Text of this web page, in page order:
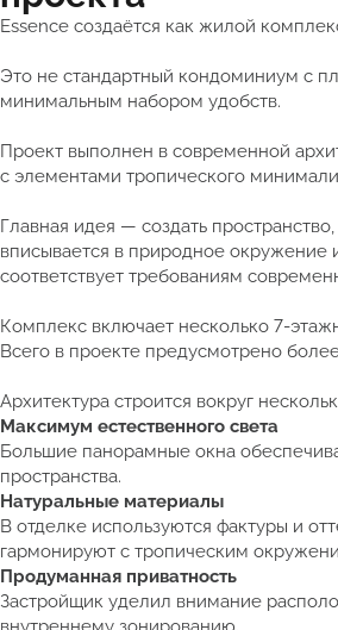
Essence создаётся как жилой
Это не стандартный кондоминиум с
минимальным набором удобств.
Проект выполнен в современной
с элементами тропического
Главная идея — создать
вписывается в природное окружение
соответствует требованиям
Комплекс включает несколько 7-
Всего в проекте предусмотрено
Архитектура строится вокруг
Максимум естественного света
Большие панорамные окна
пространства.
Натуральные материалы
В отделке используются фактуры и
гармонируют с тропическим
Продуманная приватность
Застройщик уделил внимание